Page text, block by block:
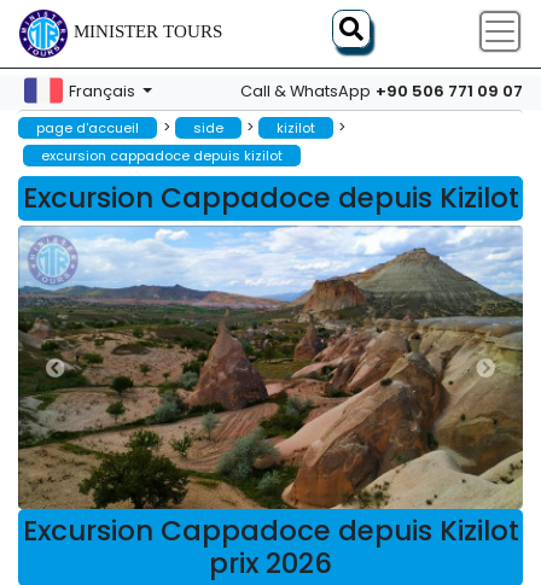
MINISTER TOURS
Français Call & WhatsApp +90 506 771 09 07
page d'accueil > side > kizilot >
excursion cappadoce depuis kizilot
Excursion Cappadoce depuis Kizilot
Excursion Cappadoce depuis Kizilot
prix 2026